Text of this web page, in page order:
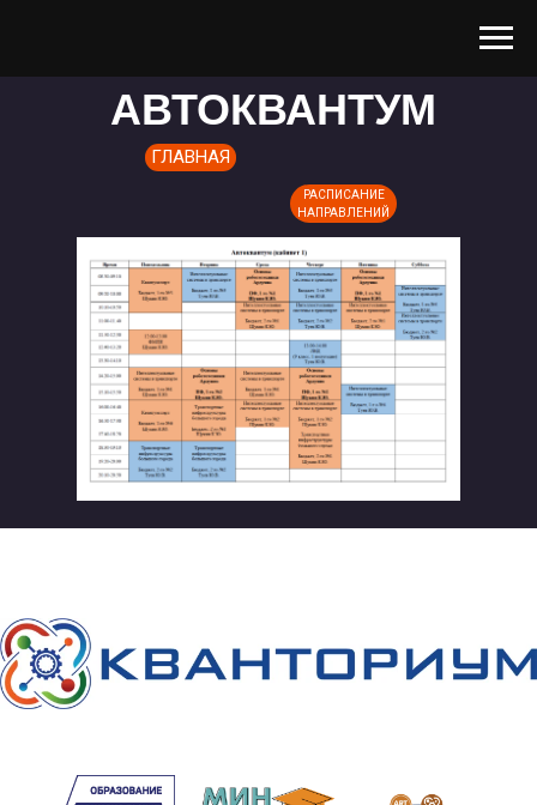
АВТОКВАНТУМ
РАСПИСАНИЕ
НАПРАВЛЕНИЙ
ГЛАВНАЯ